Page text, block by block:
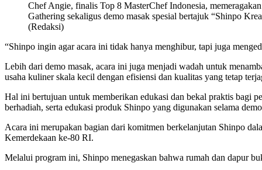
Chef Angie, finalis Top 8 MasterChef Indonesia,
Gathering sekaligus demo masak spesial bertajuk “Shinpo
(Redaksi)
“Shinpo ingin agar acara ini tidak hanya menghibur, tapi juga
Lebih dari demo masak, acara ini juga menjadi wadah untuk
usaha kuliner skala kecil dengan efisiensi dan kualitas yang tetap
Hal ini bertujuan untuk memberikan edukasi dan bekal praktis bagi
berhadiah, serta edukasi produk Shinpo yang digunakan selama
Acara ini merupakan bagian dari komitmen berkelanjutan Shinpo
Kemerdekaan ke-80 RI.
Melalui program ini, Shinpo menegaskan bahwa rumah dan dapur